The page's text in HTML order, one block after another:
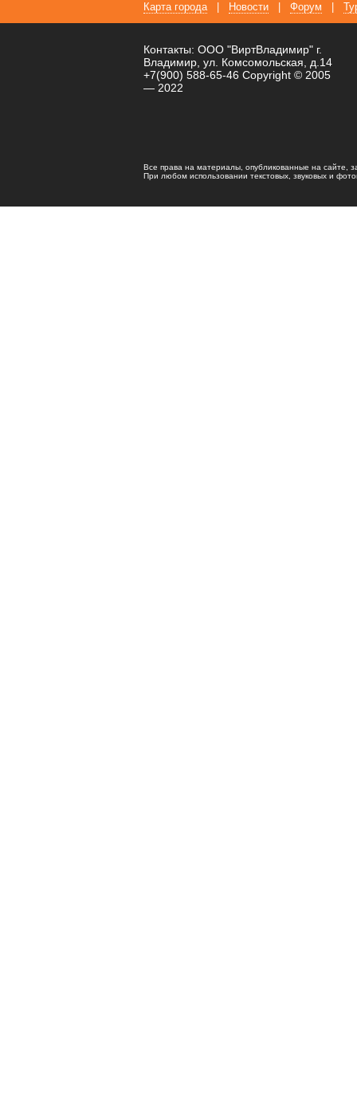
Карта города Новости Форум
Контакты: ООО "ВиртВладимир" г.
Владимир, ул. Комсомольская, д.14
+7(900) 588-65-46 Copyright © 2005
— 2022
Все права на материалы, опубликованные на сайте,
При любом использовании текстовых, звуковых и